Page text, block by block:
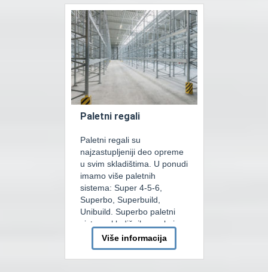
karakteristike sistema
SUPER 123 uključuju brzinu
montaže, jednostavnost i
brzinu kojom se […]
Paletni regali
Paletni regali su
najzastupljeniji deo opreme
u svim skladištima. U ponudi
imamo više paletnih
sistema: Super 4-5-6,
Superbo, Superbuild,
Unibuild. Superbo paletni
sistem skladišnih regala je
najzastupljeniji u našoj
ponudi. To je sistem koji je
kompatibilan sa serijom
Više informacija